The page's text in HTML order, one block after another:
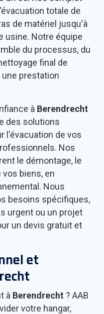
totale de
de matériel jusqu'à
usine. Notre équipe
du processus, du
final de
prestation
à Berendrecht
des solutions
l'évacuation de vos
Nos
le démontage, le
biens, en
Nous
besoins spécifiques,
urgent ou un projet
un devis gratuit et
et
à Berendrecht ? AAB
votre hangar,